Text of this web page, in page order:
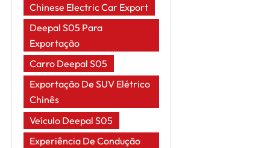
Chinese Electric Car Export
Deepal S05 Para
Exportação
Carro Deepal S05
Exportação De SUV Elétrico
Chinês
Veículo Deepal S05
Experiência De Condução